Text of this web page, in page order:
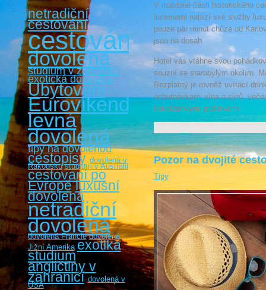
netradiční
cestování
cestování
dovolená
studium v zahraničí
exotická dovolená
Ubytování
Eurovíkendy
levná
dovolená
tipy na dovolenou
cestopisy dovolená v
Rakousku studium v Austrálii
cestovaní po
Evropě luxusní
dovolená
netradiční
dovolená
dovolená Francie dovolená
Jižní Amerika exotika
studium
angličtiny v
zahraničí dovolená v
USA
V malebné části historického
lucernami nabízí své služby
pouze pár minut chůze od
jsou na dosah.
Hotel vás vtáhne svou
souzní se starobylým okolím.
Bezplatný je rovněž uvítací
ochutnávkami vína a sýrů,
čokoládovými pralinkami.
Pozor na dvojité
Tipy